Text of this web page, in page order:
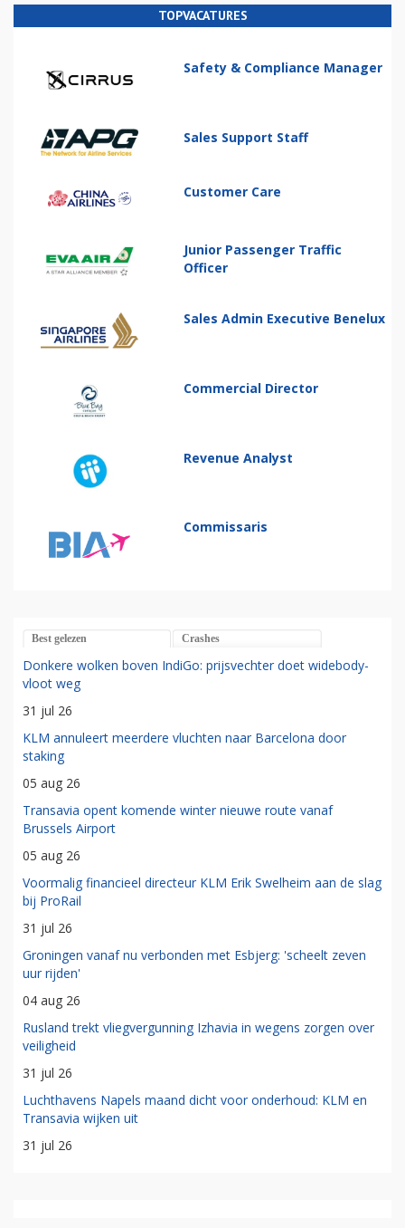
TOPVACATURES
Safety & Compliance Manager
Sales Support Staff
Customer Care
Junior Passenger Traffic
Officer
Sales Admin Executive Benelux
Commercial Director
Revenue Analyst
Commissaris
Best gelezen Crashes
Donkere wolken boven IndiGo: prijsvechter doet widebody-
vloot weg
31 jul 26
KLM annuleert meerdere vluchten naar Barcelona door
staking
05 aug 26
Transavia opent komende winter nieuwe route vanaf
Brussels Airport
05 aug 26
Voormalig financieel directeur KLM Erik Swelheim aan de slag
bij ProRail
31 jul 26
Groningen vanaf nu verbonden met Esbjerg: 'scheelt zeven
uur rijden'
04 aug 26
Rusland trekt vliegvergunning Izhavia in wegens zorgen over
veiligheid
31 jul 26
Luchthavens Napels maand dicht voor onderhoud: KLM en
Transavia wijken uit
31 jul 26